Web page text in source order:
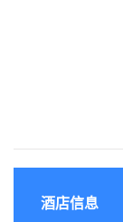
酒店信息